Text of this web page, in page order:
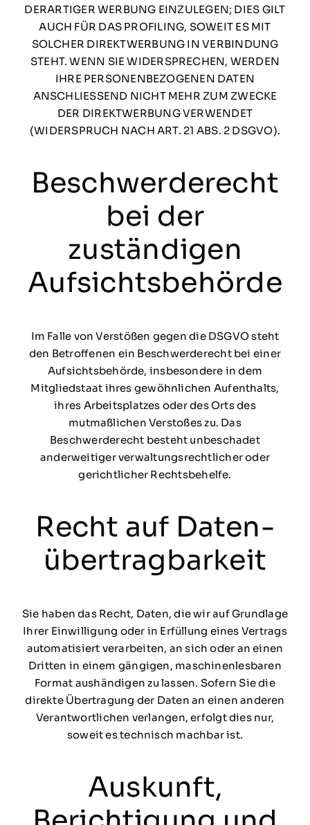
DERARTIGER WERBUNG EINZULEGEN; DIES GILT
AUCH FÜR DAS PROFILING, SOWEIT ES MIT
SOLCHER DIREKTWERBUNG IN VERBINDUNG
STEHT. WENN SIE WIDERSPRECHEN, WERDEN
IHRE PERSONENBEZOGENEN DATEN
ANSCHLIESSEND NICHT MEHR ZUM ZWECKE
DER DIREKTWERBUNG VERWENDET
(WIDERSPRUCH NACH ART. 21 ABS. 2 DSGVO).
Beschwerde­recht
bei der
zuständigen
Aufsichts­behörde
Im Falle von Verstößen gegen die DSGVO steht
den Betroffenen ein Beschwerderecht bei einer
Aufsichtsbehörde, insbesondere in dem
Mitgliedstaat ihres gewöhnlichen Aufenthalts,
ihres Arbeitsplatzes oder des Orts des
mutmaßlichen Verstoßes zu. Das
Beschwerderecht besteht unbeschadet
anderweitiger verwaltungsrechtlicher oder
gerichtlicher Rechtsbehelfe.
Recht auf Daten­
übertrag­barkeit
Sie haben das Recht, Daten, die wir auf Grundlage
Ihrer Einwilligung oder in Erfüllung eines Vertrags
automatisiert verarbeiten, an sich oder an einen
Dritten in einem gängigen, maschinenlesbaren
Format aushändigen zu lassen. Sofern Sie die
direkte Übertragung der Daten an einen anderen
Verantwortlichen verlangen, erfolgt dies nur,
soweit es technisch machbar ist.
Auskunft,